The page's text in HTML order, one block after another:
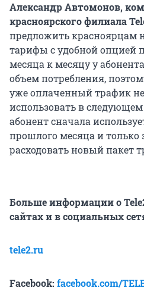
Александр Автомонов,
красноярского филиала
предложить красноярцам
тарифы с удобной опцией
месяца к месяцу у
объем потребления,
уже оплаченный трафик
использовать в
абонент сначала
прошлого месяца и только
расходовать новый пакет
Больше информации о
сайтах и в социальных
tele2.ru
Facebook: facebook.com/